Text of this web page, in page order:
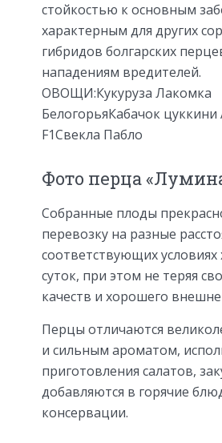
стойкостью к основным
характерным для других
гибридов болгарских
нападениям вредителей.
ОВОЩИ:Кукуруза Лакомка
БелогорьяКабачок цуккини
F1Свекла Пабло
Фото перца
Собранные плоды
перевозку на разные
соответствующих условиях
суток, при этом не теряя
качеств и хорошего
Перцы отличаются
и сильным ароматом,
приготовления салатов,
добавляются в горячие
консервации.